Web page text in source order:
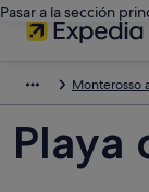
Pasar a la sección
Monterosso
Playa